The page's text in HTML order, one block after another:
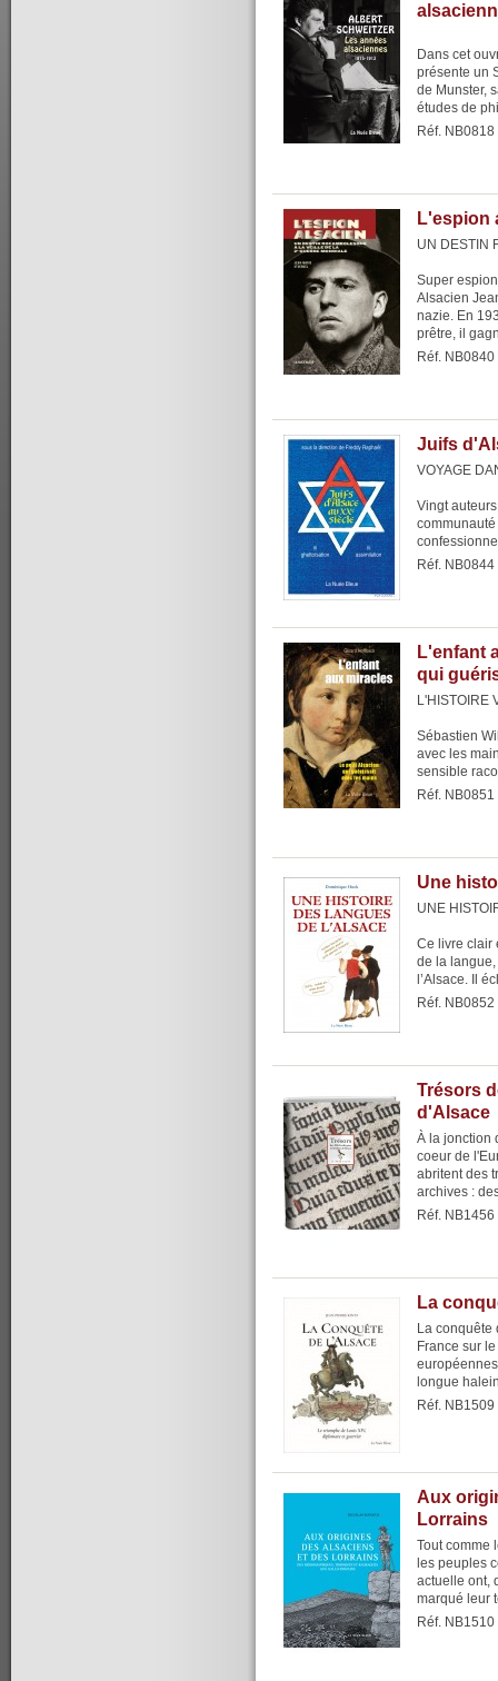
Dans cet
présente un
de Munster,
études de
Réf. NB0818
L'espion
UN DESTIN
Super
Alsacien
nazie. En
prêtre, il
Réf. NB0840
Juifs
VOYAGE
Vingt
Réf. NB0844
L'enfant
qui
L'HISTOIRE
Sébastien
avec les
sensible
Réf. NB0851
Une
UNE
Ce livre clair
de la
l’Alsace. Il
Réf. NB0852
Trésors
d'Alsace
À la jonction
coeur de
abritent des
archives :
Réf. NB1456
La
La conquête
France sur
longue
Réf. NB1509
Aux
Lorrains
Tout comme
les peuples
actuelle ont,
marqué leur
Réf. NB1510